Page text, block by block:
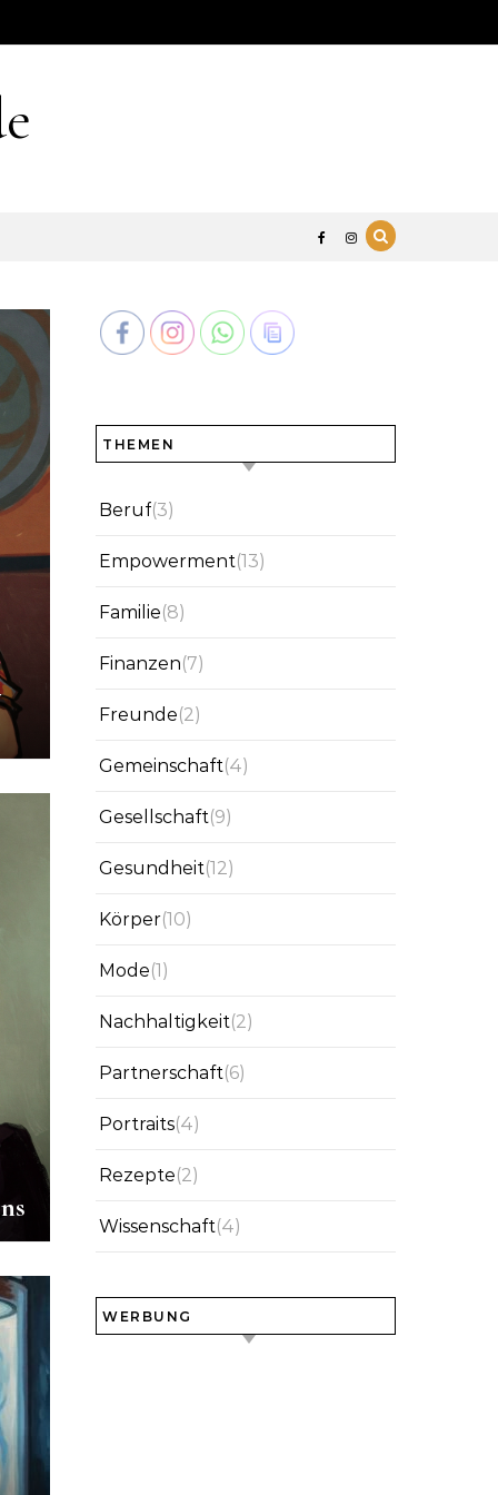
THEMEN
Beruf(3)
Empowerment(13)
Familie(8)
Finanzen(7)
Freunde(2)
Gemeinschaft(4)
Gesellschaft(9)
Gesundheit(12)
Körper(10)
Mode(1)
Nachhaltigkeit(2)
Partnerschaft(6)
Portraits(4)
Rezepte(2)
Wissenschaft(4)
WERBUNG